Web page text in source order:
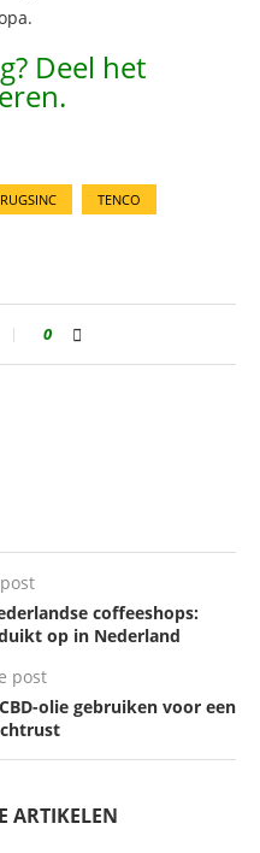
Deel het
TENCO
0
coffeeshops:
op in Nederland
post
olie gebruiken voor een
ARTIKELEN